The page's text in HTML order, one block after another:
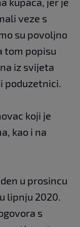
veze s
su povoljno
tom popisu
iz svijeta
poduzetnici.
koji je
kao i na
u prosincu
lipnju 2020.
s